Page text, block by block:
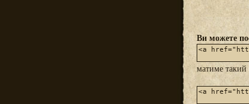
Ви можете
матиме такий